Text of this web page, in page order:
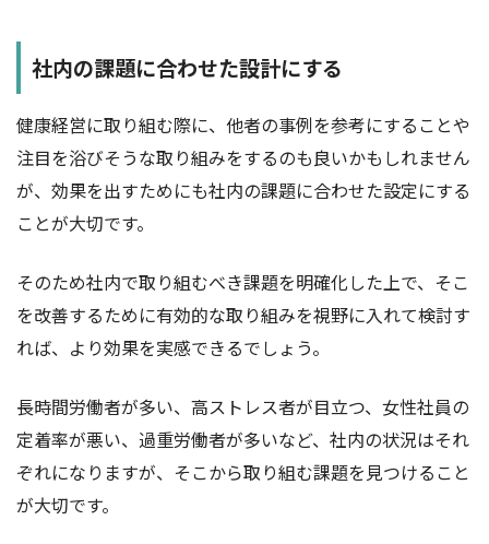
社内の課題に合わせた設計にする
健康経営に取り組む際に、他者の事例を参考にすることや
注目を浴びそうな取り組みをするのも良いかもしれません
が、効果を出すためにも社内の課題に合わせた設定にする
ことが大切です。
そのため社内で取り組むべき課題を明確化した上で、そこ
を改善するために有効的な取り組みを視野に入れて検討す
れば、より効果を実感できるでしょう。
長時間労働者が多い、高ストレス者が目立つ、女性社員の
定着率が悪い、過重労働者が多いなど、社内の状況はそれ
ぞれになりますが、そこから取り組む課題を見つけること
が大切です。